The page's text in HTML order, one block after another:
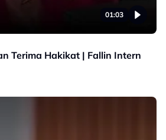
01:03
Terima Hakikat | Fallin Intern